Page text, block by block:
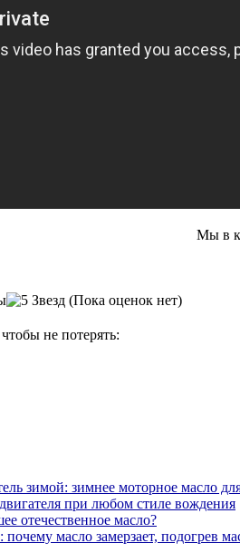
Мы в
(Пока оценок нет)
не потерять:
зимой: зимнее моторное масло
при любом стиле вождения
отечественное масло?
масло замерзает, подогрев